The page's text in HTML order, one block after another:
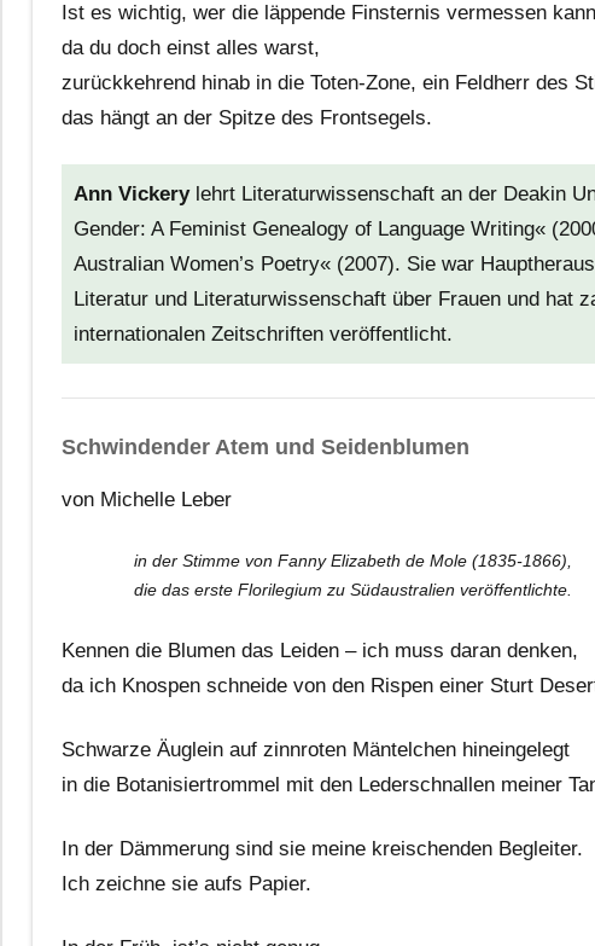
Ist es wichtig, wer die läppende Finsternis vermessen
da du doch einst alles warst,
zurückkehrend hinab in die Toten-Zone, ein Feldherr des
das hängt an der Spitze des Frontsegels.
Ann Vickerylehrt Literaturwissenschaft an der Deakin
Gender: A Feminist Genealogy of Language Writing«
Australian Women’s Poetry« (2007). Sie war
Literatur und Literaturwissenschaft über Frauen und hat
internationalen Zeitschriften veröffentlicht.
Schwindender Atem und Seidenblumen
von Michelle Leber
in der Stimme von Fanny Elizabeth de Mole (1835-1866),
die das erste Florilegium zu Südaustralien veröffentlichte.
Kennen die Blumen das Leiden – ich muss daran denken,
da ich Knospen schneide von den Rispen einer Sturt
Schwarze Äuglein auf zinnroten Mäntelchen hineingelegt
in die Botanisiertrommel mit den Lederschnallen meiner
In der Dämmerung sind sie meine kreischenden Begleiter.
Ich zeichne sie aufs Papier.